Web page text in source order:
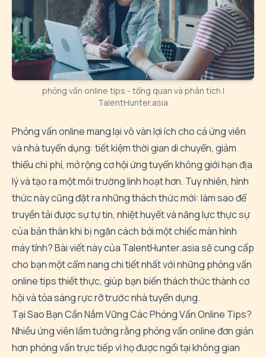
phỏng vấn online tips - tổng quan và phân tích |
TalentHunter.asia
Phỏng vấn online mang lại vô vàn lợi ích cho cả ứng viên
và nhà tuyển dụng: tiết kiệm thời gian di chuyển, giảm
thiểu chi phí, mở rộng cơ hội ứng tuyển không giới hạn địa
lý và tạo ra một môi trường linh hoạt hơn. Tuy nhiên, hình
thức này cũng đặt ra những thách thức mới: làm sao để
truyền tải được sự tự tin, nhiệt huyết và năng lực thực sự
của bản thân khi bị ngăn cách bởi một chiếc màn hình
máy tính? Bài viết này của TalentHunter.asia sẽ cung cấp
cho bạn một cẩm nang chi tiết nhất với những phỏng vấn
online tips thiết thực, giúp bạn biến thách thức thành cơ
hội và tỏa sáng rực rỡ trước nhà tuyển dụng.
Tại Sao Bạn Cần Nắm Vững Các Phỏng Vấn Online Tips?
Nhiều ứng viên lầm tưởng rằng phỏng vấn online đơn giản
hơn phỏng vấn trực tiếp vì họ được ngồi tại không gian